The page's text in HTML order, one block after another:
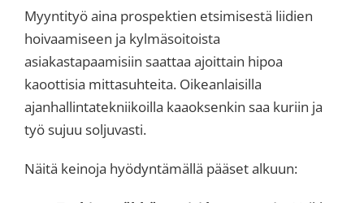
Myyntityö aina prospektien etsimisestä liidien
hoivaamiseen ja kylmäsoitoista
asiakastapaamisiin saattaa ajoittain hipoa
kaoottisia mittasuhteita. Oikeanlaisilla
ajanhallintatekniikoilla kaaoksenkin saa kuriin ja
työ sujuu soljuvasti.
Näitä keinoja hyödyntämällä pääset alkuun: